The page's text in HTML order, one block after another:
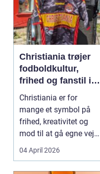
Christiania trøjer
fodboldkultur,
frihed og fanstil i
ét
Christiania er for
mange et symbol på
frihed, kreativitet og
mod til at gå egne veje.
Den samme ånd ...
04 April 2026